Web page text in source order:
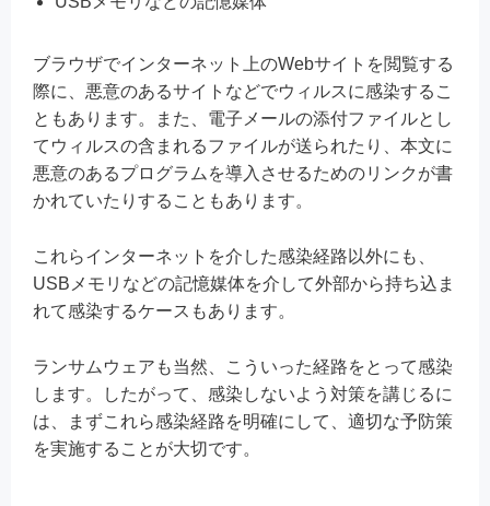
ブラウザでインターネット上のWebサイトを閲覧する
際に、悪意のあるサイトなどでウィルスに感染するこ
ともあります。また、電子メールの添付ファイルとし
てウィルスの含まれるファイルが送られたり、本文に
悪意のあるプログラムを導入させるためのリンクが書
かれていたりすることもあります。
これらインターネットを介した感染経路以外にも、
USBメモリなどの記憶媒体を介して外部から持ち込ま
れて感染するケースもあります。
ランサムウェアも当然、こういった経路をとって感染
します。したがって、感染しないよう対策を講じるに
は、まずこれら感染経路を明確にして、適切な予防策
を実施することが大切です。